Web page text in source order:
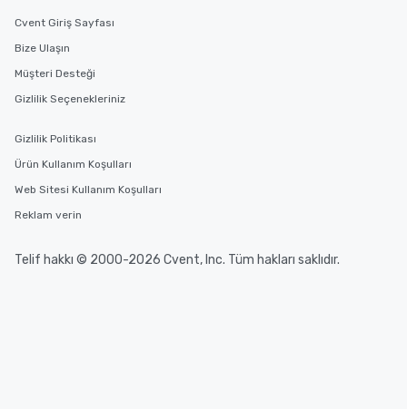
Cvent Giriş Sayfası
Bize Ulaşın
Müşteri Desteği
Gizlilik Seçenekleriniz
Gizlilik Politikası
Ürün Kullanım Koşulları
Web Sitesi Kullanım Koşulları
Reklam verin
Telif hakkı © 2000-2026 Cvent, Inc. Tüm hakları saklıdır.